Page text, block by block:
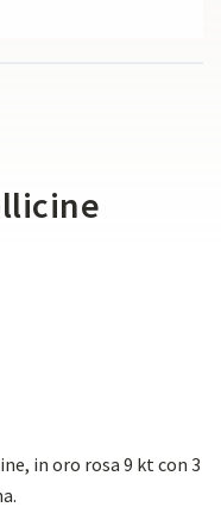
in oro rosa 9 kt con 3